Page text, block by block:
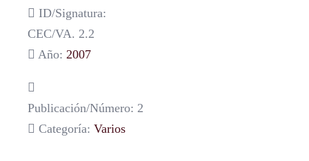
ID/Signatura:
CEC/VA. 2.2
Año: 2007
Publicación/Número: 2
Categoría: Varios